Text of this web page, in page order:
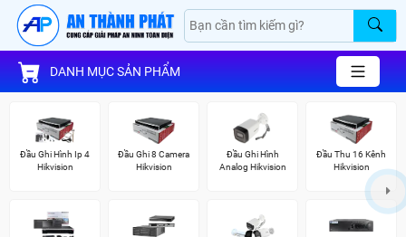
DANH MỤC SẢN PHẨM
Đầu Ghi Hình Ip 4
Hikvision
Đầu Ghi 8 Camera
Hikvision
Đầu Ghi Hình
Analog Hikvision
Đầu Thu 16 Kênh
Hikvision